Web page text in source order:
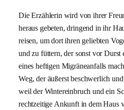
Die Erzählerin wird von ihrer
heraus gebeten, dringend in ihr
reisen, um dort ihren geliebten
und zu füttern, der sonst vor Durst
eines heftigen Migräneanfalls
Weg, der äußerst beschwerlich
weil der Wintereinbruch und ein
rechtzeitige Ankunft in dem Haus